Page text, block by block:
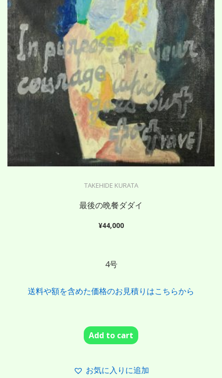
TAKEHIDE KURATA
最後の晩餐ダダイ
¥44,000
4号
送料や額を含めた価格のお見積りはこちらから
Add to cart
お気に入りに追加